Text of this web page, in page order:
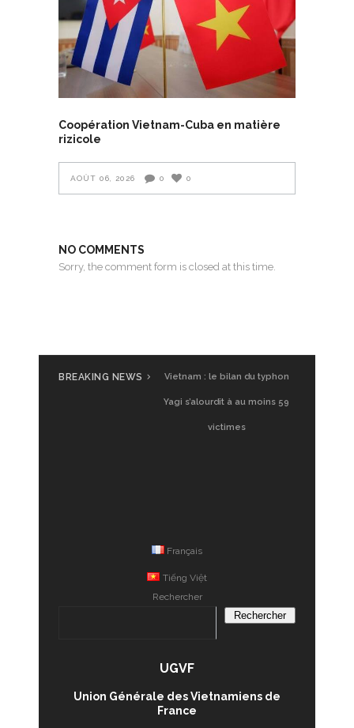
Coopération Vietnam-Cuba en matière
rizicole
AOÛT 06, 2026 0 0
NO COMMENTS
Sorry, the comment form is closed at this time.
BREAKING NEWS Vietnam : le bilan du typhon
Yagi s’alourdit à au moins 59
victimes
UGVF à Saigon : Glamping
Vietnam, premier test
Français
Tiếng Việt
Rechercher
Rechercher
UGVF
Union Générale des Vietnamiens de
France